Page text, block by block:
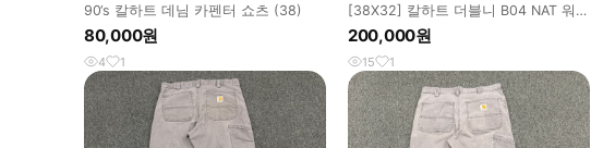
90‘s 칼하트 데님 카펜터 쇼츠 (38)
80,000원
4 1
[38X32] 칼하트 더블니 B04 NAT 워크
팬츠 트래쉬드 BRN
200,000원
15 1